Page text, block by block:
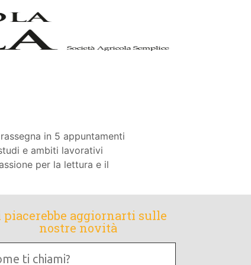
in 5 appuntamenti
e ambiti lavorativi
per la lettura e il
piacerebbe aggiornarti sulle
nostre novità